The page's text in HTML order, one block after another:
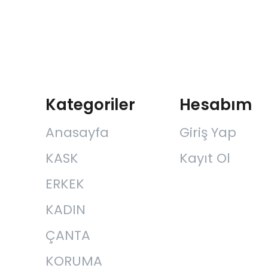
Kategoriler
Anasayfa
KASK
ERKEK
KADIN
ÇANTA
KORUMA
Hesabım
Giriş Yap
Kayıt Ol